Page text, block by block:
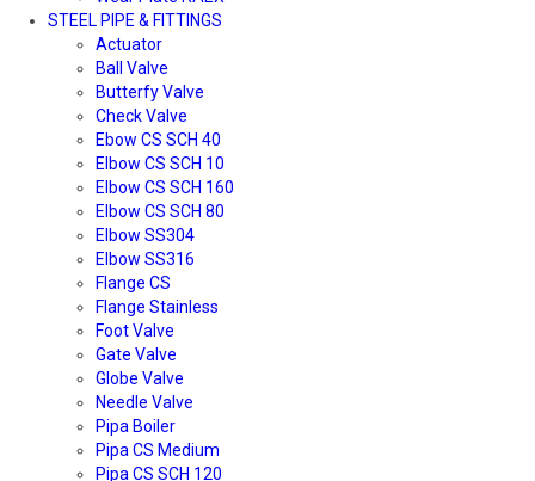
STEEL PIPE & FITTINGS
Actuator
Ball Valve
Butterfy Valve
Check Valve
Ebow CS SCH 40
Elbow CS SCH 10
Elbow CS SCH 160
Elbow CS SCH 80
Elbow SS304
Elbow SS316
Flange CS
Flange Stainless
Foot Valve
Gate Valve
Globe Valve
Needle Valve
Pipa Boiler
Pipa CS Medium
Pipa CS SCH 120